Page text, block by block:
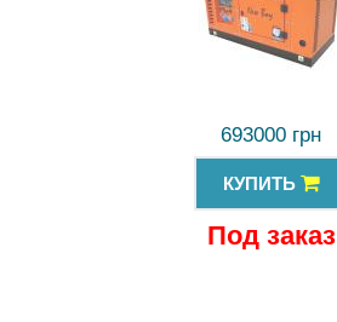
693000 грн
КУПИТЬ
Под заказ